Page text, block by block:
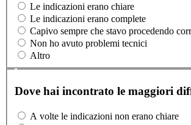
Le indicazioni erano chiare
Le indicazioni erano complete
Capivo sempre che stavo procedendo
Non ho avuto problemi tecnici
Altro
Dove hai incontrato le maggiori
A volte le indicazioni non erano chiare